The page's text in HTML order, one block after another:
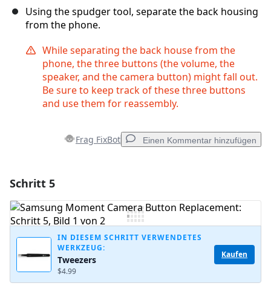
Using the spudger tool, separate the back housing
from the phone.
While separating the back house from the
phone, the three buttons (the volume, the
speaker, and the camera button) might fall out.
Be sure to keep track of these three buttons
and use them for reassembly.
Frag FixBot Einen Kommentar hinzufügen
Kommentar hinzufügen
Kommentieren
Schritt 5
IN DIESEM SCHRITT VERWENDETES
WERKZEUG:
Tweezers
$4.99
Kaufen